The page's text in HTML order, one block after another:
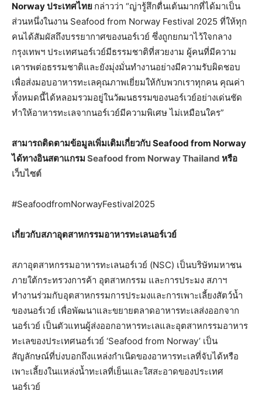
Norway ประเทศไทย กล่าวว่า “ญ่ารู้สึกตื่นเต้นมากที่ได้มาเป็น
ส่วนหนึ่งในงาน Seafood from Norway Festival 2025 ที่ให้ทุก
คนได้สัมผัสถึงบรรยากาศของนอร์เวย์ ซึ่งถูกยกมาไว้ใจกลาง
กรุงเทพฯ ประเทศนอร์เวย์มีธรรมชาติที่สวยงาม ผู้คนที่มีความ
เคารพต่อธรรมชาติและยังมุ่งมั่นทำงานอย่างมีความรับผิดชอบ
เพื่อส่งมอบอาหารทะเลคุณภาพเยี่ยมให้กับพวกเราทุกคน คุณค่า
ทั้งหมดนี้ได้หลอมรวมอยู่ในวัฒนธรรมของนอร์เวย์อย่างเด่นชัด
ทำให้อาหารทะเลจากนอร์เวย์มีความพิเศษ ไม่เหมือนใคร”
สามารถติดตามข้อมูลเพิ่มเติมเกี่ยวกับ Seafood from Norway
ได้ทางอินสตาแกรม Seafood from Norway Thailand หรือ
เว็บไซต์
#SeafoodfromNorwayFestival2025
เกี่ยวกับสภาอุตสาหกรรมอาหารทะเลนอร์เวย์
สภาอุตสาหกรรมอาหารทะเลนอร์เวย์ (NSC) เป็นบริษัทมหาชน
ภายใต้กระทรวงการค้า อุตสาหกรรม และการประมง สภาฯ
ทำงานร่วมกับอุตสาหกรรมการประมงและการเพาะเลี้ยงสัตว์น้ำ
ของนอร์เวย์ เพื่อพัฒนาและขยายตลาดอาหารทะเลส่งออกจาก
นอร์เวย์ เป็นตัวแทนผู้ส่งออกอาหารทะเลและอุตสาหกรรมอาหาร
ทะเลของประเทศนอร์เวย์ ‘Seafood from Norway’ เป็น
สัญลักษณ์ที่บ่งบอกถึงแหล่งกำเนิดของอาหารทะเลที่จับได้หรือ
เพาะเลี้ยงในแหล่งน้ำทะเลที่เย็นและใสสะอาดของประเทศ
นอร์เวย์